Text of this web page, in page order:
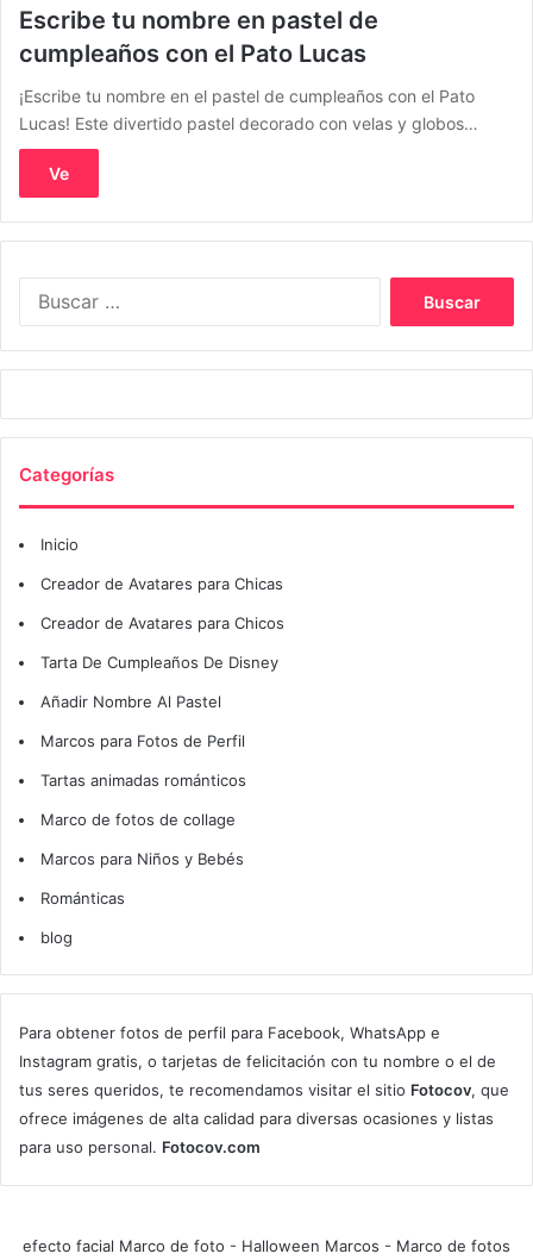
Escribe tu nombre en pastel de
cumpleaños con el Pato Lucas
¡Escribe tu nombre en el pastel de cumpleaños con el Pato
Lucas! Este divertido pastel decorado con velas y globos…
Ve
Categorías
Inicio
Creador de Avatares para Chicas
Creador de Avatares para Chicos
Tarta De Cumpleaños De Disney
Añadir Nombre Al Pastel
Marcos para Fotos de Perfil
Tartas animadas románticos
Marco de fotos de collage
Marcos para Niños y Bebés
Románticas
blog
Para obtener fotos de perfil para Facebook, WhatsApp e
Instagram gratis, o tarjetas de felicitación con tu nombre o el de
tus seres queridos, te recomendamos visitar el sitio Fotocov, que
ofrece imágenes de alta calidad para diversas ocasiones y listas
para uso personal. Fotocov.com
efecto facial Marco de foto - Halloween Marcos - Marco de fotos